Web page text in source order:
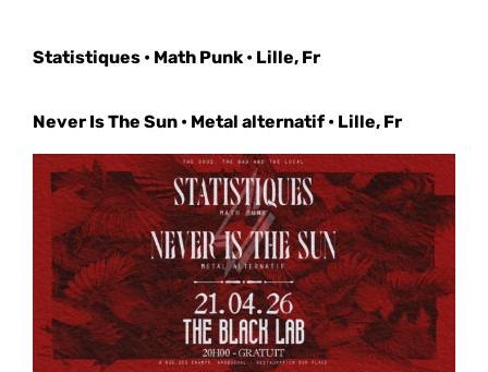
Statistiques • Math Punk • Lille, Fr
Never Is The Sun • Metal alternatif • Lille, Fr